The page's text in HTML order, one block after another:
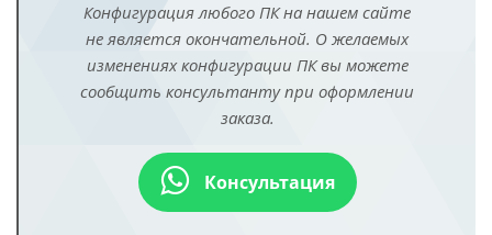
Конфигурация любого ПК на нашем сайте
не является окончательной. О желаемых
изменениях конфигурации ПК вы можете
сообщить консультанту при оформлении
заказа.
Консультация